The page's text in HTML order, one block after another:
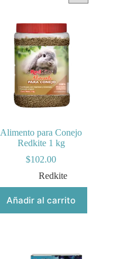
Alimento para Conejo
Redkite 1 kg
$102.00
Redkite
Añadir al carrito